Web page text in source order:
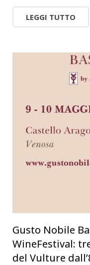
LEGGI TUTTO
Gusto Nobile
WineFestival:
del Vulture